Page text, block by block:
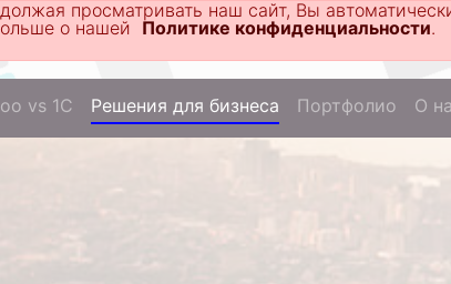
просматривать наш сайт, Вы
о нашей Политике конфиденциальности.
vs 1C Решения для бизнеса Портфолио О